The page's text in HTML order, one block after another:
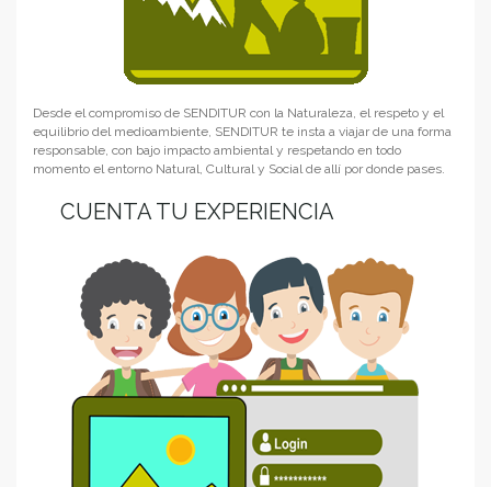
Desde el compromiso de SENDITUR con la Naturaleza, el respeto y el
equilibrio del medioambiente, SENDITUR te insta a viajar de una forma
responsable, con bajo impacto ambiental y respetando en todo
momento el entorno Natural, Cultural y Social de allí por donde pases.
CUENTA TU EXPERIENCIA